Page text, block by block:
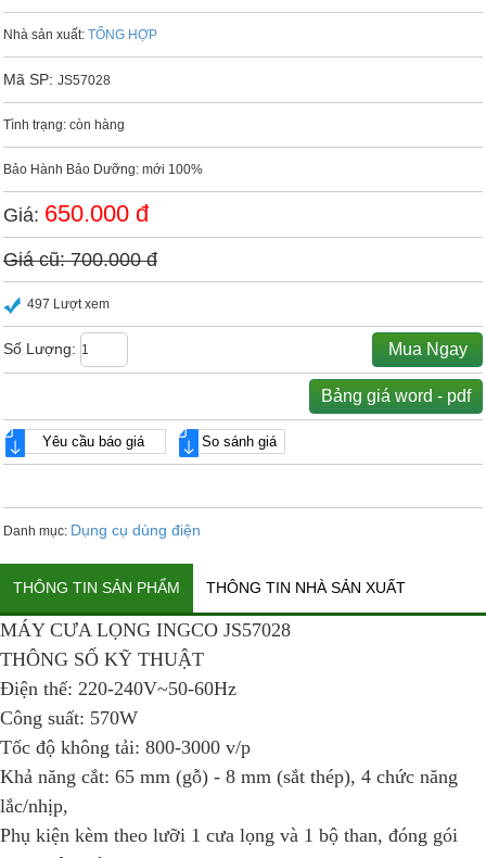
Nhà sản xuất: TỔNG HỢP
Mã SP: JS57028
Tình trạng: còn hàng
Bảo Hành Bảo Dưỡng: mới 100%
Giá: 650.000 đ
Giá cũ: 700.000 đ
497 Lượt xem
Số Lượng: Mua Ngay
Bảng giá word - pdf
Yêu cầu báo giá So sánh giá
Danh mục: Dụng cụ dùng điện
THÔNG TIN SẢN PHẨM THÔNG TIN NHÀ SẢN XUẤT
MÁY CƯA LỌNG INGCO JS57028
THÔNG SỐ KỸ THUẬT
Điện thế: 220-240V~50-60Hz
Công suất: 570W
Tốc độ không tải: 800-3000 v/p
Khả năng cắt: 65 mm (gỗ) - 8 mm (sắt thép), 4 chức năng
lắc/nhịp,
Phụ kiện kèm theo lưỡi 1 cưa lọng và 1 bộ than, đóng gói